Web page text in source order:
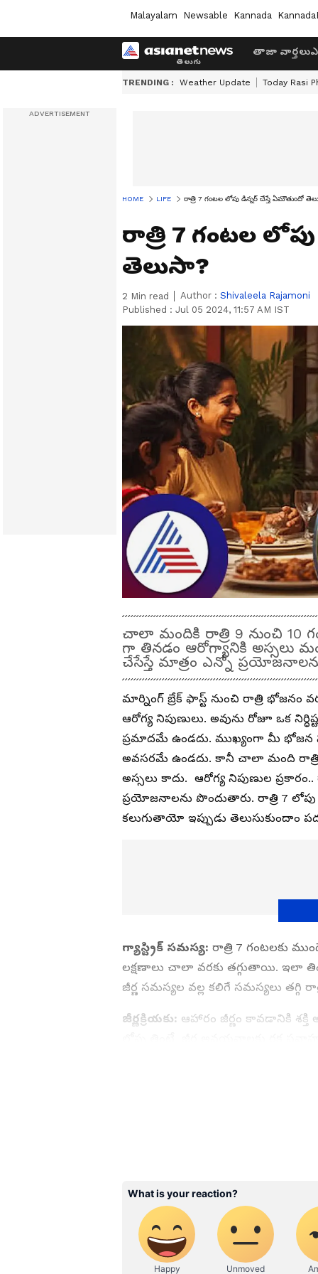
Malayalam Newsable Kannada
తాజా వార్తలు
TRENDING : Weather Update Today Rasi
HOME LIFE రాత్రి 7 గంటల లోపు డిన్నర్ చేస్తే ఏమౌతుందో
రాత్రి 7 గంటల
తెలుసా?
2 Min read Author : Shivaleela Rajamoni
Published : Jul 05 2024, 11:57 AM IST
చాలా మందికి రాత్రి 9 నుంచి 10
గా తినడం ఆరోగ్యానికి అస్సలు
చేసేస్తే మాత్రం ఎన్నో
మార్నింగ్ బ్రేక్ ఫాస్ట్ నుంచి రాత్రి భోజనం
ఆరోగ్య నిపుణులు. అవును రోజూ ఒక
ప్రమాదమే ఉండదు. ముఖ్యంగా మీ భోజన
అవసరమే ఉండదు. కానీ చాలా మంది
అస్సలు కాదు. ఆరోగ్య నిపుణుల
ప్రయోజనాలను పొందుతారు. రాత్రి 7
కలుగుతాయో ఇప్పుడు తెలుసుకుందాం
గ్యాస్ట్రిక్ సమస్య: రాత్రి 7 గంటలకు
లక్షణాలు చాలా వరకు తగ్గుతాయి. ఇలా
జీర్ణ సమస్యల వల్ల కలిగే సమస్యలు తగ్గి
జీర్ణక్రియకు: ఆహారం జీర్ణం కావడానికి శక్తి
రాస్తుంటారు.